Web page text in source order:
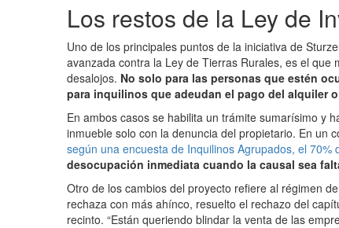
Los restos de la Ley de
Uno de los principales puntos de la iniciativa de
avanzada contra la Ley de Tierras Rurales, es el
desalojos. No solo para las personas que estén
para inquilinos que adeudan el pago del alquiler
En ambos casos se habilita un trámite sumarísimo y
inmueble solo con la denuncia del propietario. En un
según una encuesta de Inquilinos Agrupados, el 70%
desocupación inmediata cuando la causal sea
Otro de los cambios del proyecto refiere al régimen
rechaza con más ahínco, resuelto el rechazo del
recinto. “Están queriendo blindar la venta de las